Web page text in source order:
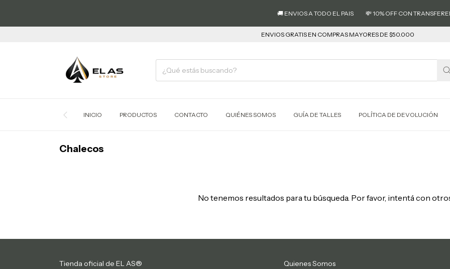
🚚 ENVIOS A TODO EL PAIS 💸 10% OFF CON
ENVIOS GRATIS EN COMPRAS MAYORES DE $50.000
INICIO PRODUCTOS CONTACTO QUIÉNES SOMOS GUÍA DE TALLES POLÍTICA DE DEVOLUCIÓN
Chalecos
No tenemos resultados para tu búsqueda. Por favor, intentá con
Tienda oficial de EL AS®
Quienes Somos